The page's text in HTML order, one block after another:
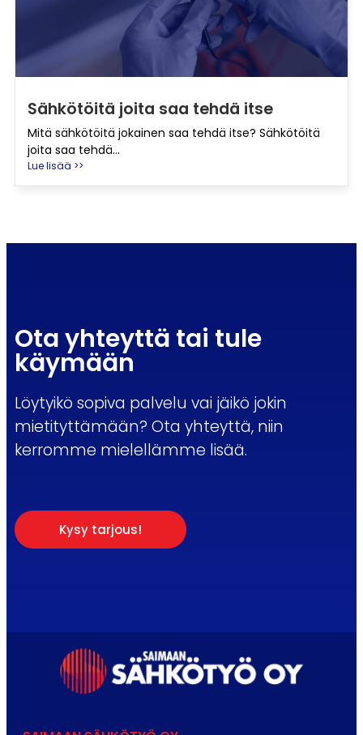
Sähkötöitä joita saa tehdä itse
Mitä sähkötöitä jokainen saa tehdä itse? Sähkötöitä
joita saa tehdä...
Lue lisää >>
Ota yhteyttä tai tule
käymään
Löytyikö sopiva palvelu vai jäikö jokin
mietityttämään? Ota yhteyttä, niin
kerromme mielellämme lisää.
Kysy tarjous!